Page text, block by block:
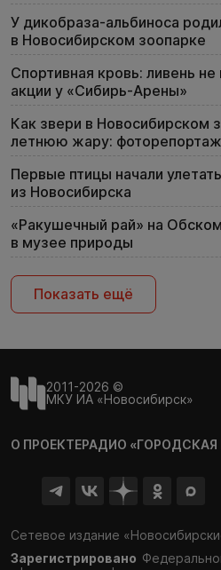
У дикобраза-альбиноса
в Новосибирском зоопарке
Спортивная кровь: ливень
акции у «Сибирь-Арены»
Как звери в Новосибирском
летнюю жару: фоторепортаж
Первые птицы начали
из Новосибирска
«Ракушечный рай» на
в музее природы
Показать ещё
2011-2026 ©
МКУ ИА «Новосибирск»
О ПРОЕКТЕРАДИО «ГОРОДСКАЯ
Сетевое издание
Зарегистрировано